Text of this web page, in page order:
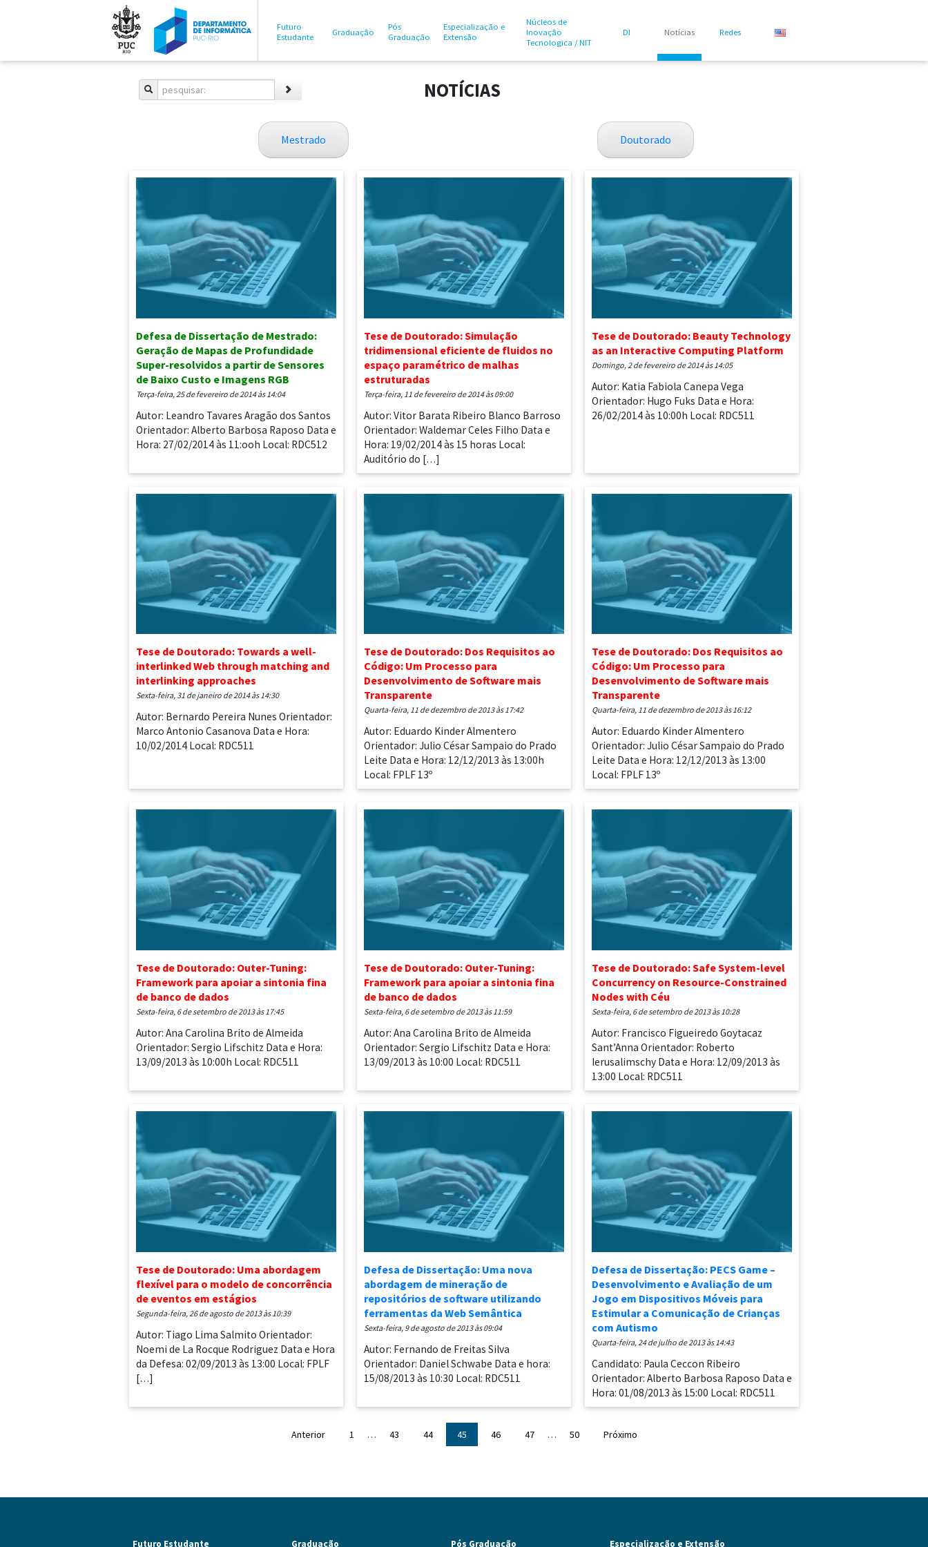
Futuro
Estudante
Graduação
Pós
Graduação
Especialização e
Extensão
Núcleos de
Inovação
Tecnologica / NIT
DI Notícias Redes
NOTÍCIAS
Mestrado Doutorado
Defesa de Dissertação de Mestrado:
Geração de Mapas de Profundidade
Super-resolvidos a partir de Sensores
de Baixo Custo e Imagens RGB
terça-feira, 25 de fevereiro de 2014 às 14:04
Autor: Leandro Tavares Aragão dos Santos
Orientador: Alberto Barbosa Raposo Data e
Hora: 27/02/2014 às 11:ooh Local: RDC512
Tese de Doutorado: Simulação
tridimensional eficiente de fluidos no
espaço paramétrico de malhas
estruturadas
terça-feira, 11 de fevereiro de 2014 às 09:00
Autor: Vitor Barata Ribeiro Blanco Barroso
Orientador: Waldemar Celes Filho Data e
Hora: 19/02/2014 às 15 horas Local:
Auditório do […]
Tese de Doutorado: Beauty Technology
as an Interactive Computing Platform
domingo, 2 de fevereiro de 2014 às 14:05
Autor: Katia Fabiola Canepa Vega
Orientador: Hugo Fuks Data e Hora:
26/02/2014 às 10:00h Local: RDC511
Tese de Doutorado: Towards a well-
interlinked Web through matching and
interlinking approaches
sexta-feira, 31 de janeiro de 2014 às 14:30
Autor: Bernardo Pereira Nunes Orientador:
Marco Antonio Casanova Data e Hora:
10/02/2014 Local: RDC511
Tese de Doutorado: Dos Requisitos ao
Código: Um Processo para
Desenvolvimento de Software mais
Transparente
quarta-feira, 11 de dezembro de 2013 às 17:42
Autor: Eduardo Kinder Almentero
Orientador: Julio César Sampaio do Prado
Leite Data e Hora: 12/12/2013 às 13:00h
Local: FPLF 13º
Tese de Doutorado: Dos Requisitos ao
Código: Um Processo para
Desenvolvimento de Software mais
Transparente
quarta-feira, 11 de dezembro de 2013 às 16:12
Autor: Eduardo Kinder Almentero
Orientador: Julio César Sampaio do Prado
Leite Data e Hora: 12/12/2013 às 13:00
Local: FPLF 13º
Tese de Doutorado: Outer-Tuning:
Framework para apoiar a sintonia fina
de banco de dados
sexta-feira, 6 de setembro de 2013 às 17:45
Autor: Ana Carolina Brito de Almeida
Orientador: Sergio Lifschitz Data e Hora:
13/09/2013 às 10:00h Local: RDC511
Tese de Doutorado: Outer-Tuning:
Framework para apoiar a sintonia fina
de banco de dados
sexta-feira, 6 de setembro de 2013 às 11:59
Autor: Ana Carolina Brito de Almeida
Orientador: Sergio Lifschitz Data e Hora:
13/09/2013 às 10:00 Local: RDC511
Tese de Doutorado: Safe System-level
Concurrency on Resource-Constrained
Nodes with Céu
sexta-feira, 6 de setembro de 2013 às 10:28
Autor: Francisco Figueiredo Goytacaz
Sant’Anna Orientador: Roberto
Ierusalimschy Data e Hora: 12/09/2013 às
13:00 Local: RDC511
Tese de Doutorado: Uma abordagem
flexível para o modelo de concorrência
de eventos em estágios
segunda-feira, 26 de agosto de 2013 às 10:39
Autor: Tiago Lima Salmito Orientador:
Noemi de La Rocque Rodriguez Data e Hora
da Defesa: 02/09/2013 às 13:00 Local: FPLF
[…]
Defesa de Dissertação: Uma nova
abordagem de mineração de
repositórios de software utilizando
ferramentas da Web Semântica
sexta-feira, 9 de agosto de 2013 às 09:04
Autor: Fernando de Freitas Silva
Orientador: Daniel Schwabe Data e hora:
15/08/2013 às 10:30 Local: RDC511
Defesa de Dissertação: PECS Game –
Desenvolvimento e Avaliação de um
Jogo em Dispositivos Móveis para
Estimular a Comunicação de Crianças
com Autismo
quarta-feira, 24 de julho de 2013 às 14:43
Candidato: Paula Ceccon Ribeiro
Orientador: Alberto Barbosa Raposo Data e
Hora: 01/08/2013 às 15:00 Local: RDC511
Anterior 1 … 43 44 45 46 47 … 50 Próximo
Futuro Estudante Graduação Pós Graduação Especialização e Extensão